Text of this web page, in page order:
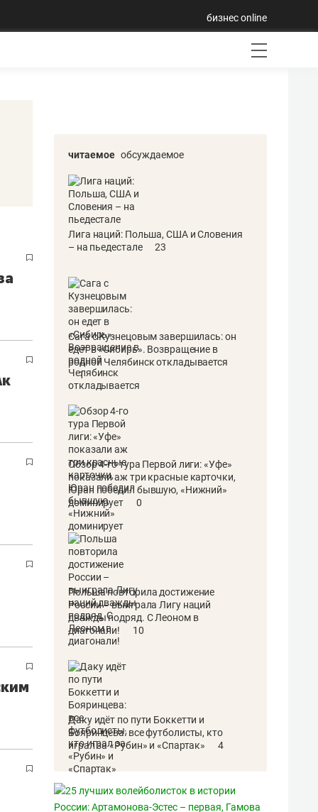
бизнес online
читаемое обсуждаемое
Лига наций: Польша, США и Словения
– на пьедестале
23
Сага с Кузнецовым завершилась: он
едет в «Сибирь». Возвращение в
родной Челябинск откладывается
1
Обзор 4-го тура Первой лиги: «Уфе»
показали аж три красные карточки,
Юран победил бывшую, «Нижний»
доминирует
0
Польша повторила достижение
России – выиграла Лигу наций
дважды подряд. С Леоном в
диагонали!
10
Даку идёт по пути Боккетти и
Бояринцева: все футболисты, кто
играл за «Рубин» и «Спартак»
4